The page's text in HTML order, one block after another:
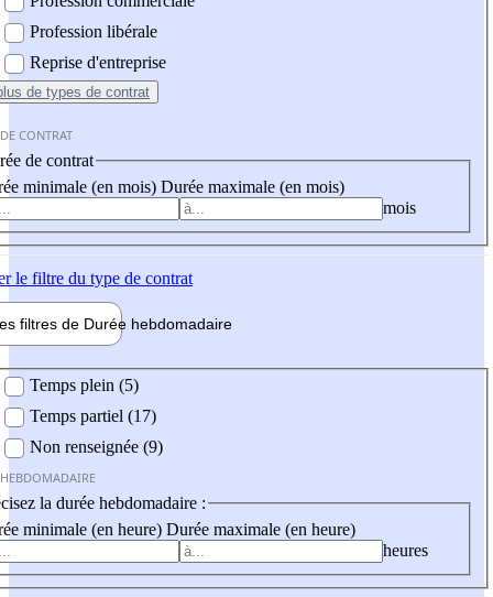
Profession libérale
Reprise d'entreprise
de types de contrat
CONTRAT
de contrat
minimale (en mois) Durée maximale (en mois)
mois
le filtre du type de contrat
filtres de Durée hebdomadaire
Temps plein (5)
Temps partiel (17)
Non renseignée (9)
la durée hebdomadaire :
minimale (en heure) Durée maximale (en heure)
heures